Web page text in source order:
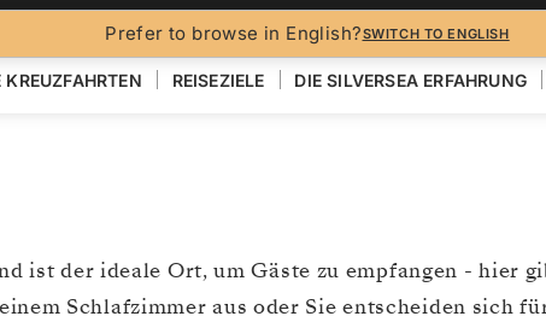
Prefer to browse in English?SWITCH TO ENGLISH
KREUZFAHRTEN REISEZIELE DIE SILVERSEA ERFAHRUNG
ist der ideale Ort, um Gäste zu empfangen - hier
Schlafzimmer aus oder Sie entscheiden sich